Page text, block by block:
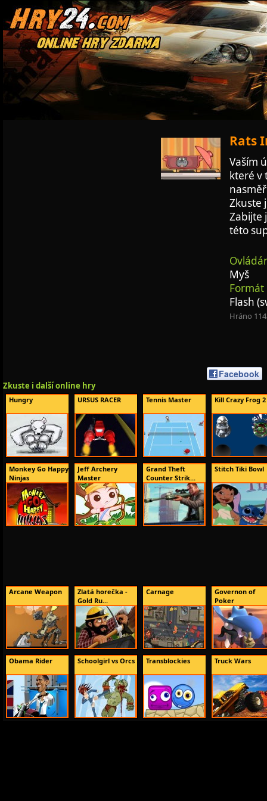
Rats
Vaším
které v
Zkuste
Zabijte
této
Myš
Flash
Hráno
Facebook
Zkuste i další online hry
Hungry URSUS RACER Tennis Master Kill Crazy Frog 2
Monkey Go Happy
Ninjas
Jeff Archery
Master
Grand Theft
Counter Strik...
Stitch Tiki Bowl
Arcane Weapon
Zlatá horečka -
Gold Ru...
Carnage
Governon of
Poker
Obama Rider Schoolgirl vs Orcs Transblockies Truck Wars